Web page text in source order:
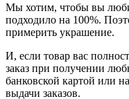
Мы хотим, чтобы вы
подходило на 100%.
примерить украшение.
И, если товар вас
заказ при получении
банковской картой или
выдачи заказов.